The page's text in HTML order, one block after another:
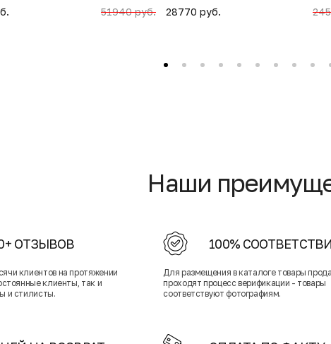
51940 руб. 28770 руб.
Наши
ОТЗЫВОВ
клиентов на протяжении
клиенты, так и
и стилисты.
100%
Для размещения в каталоге товары
проходят процесс верификации - товары
соответствуют фотографиям.